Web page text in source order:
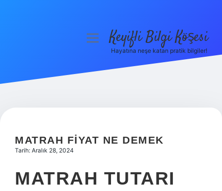
Hakkımızda
menüyüKeyifli Bilgi Köşesi
Hayatına neşe katan pratik bilgiler!
MATRAH FIYAT NE DEMEK
Tarih: Aralık 28, 2024
MATRAH TUTARI